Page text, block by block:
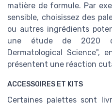
matière de formule. Par
sensible, choisissez des
ou autres ingrédients
une étude de 2020
Dermatological Science",
présentent une réaction
ACCESSOIRES ET KITS
Certaines palettes sont